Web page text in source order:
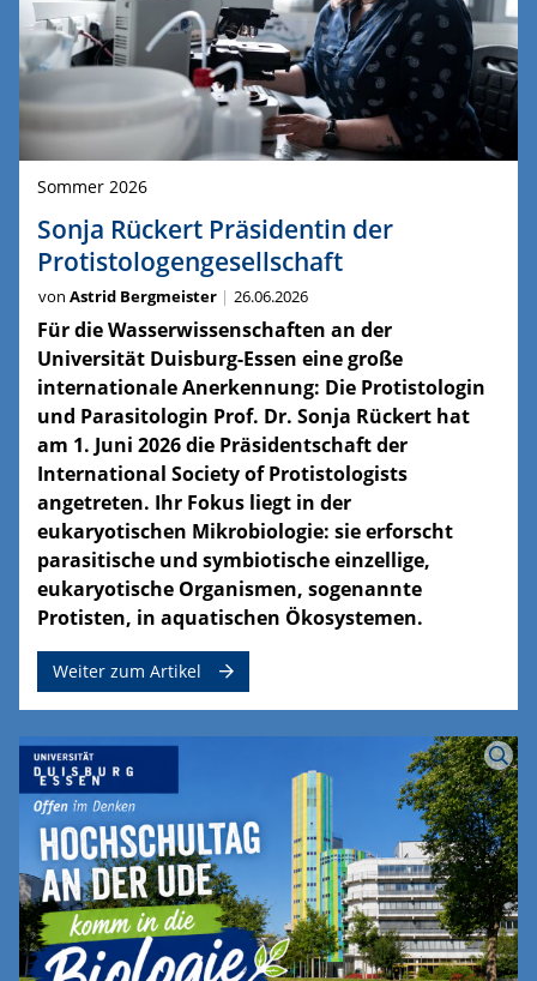
Sommer 2026
Sonja Rückert Präsidentin der
Protistologengesellschaft
von Astrid Bergmeister 26.06.2026
Für die Wasserwissenschaften an der
Universität Duisburg-Essen eine große
internationale Anerkennung: Die Protistologin
und Parasitologin Prof. Dr. Sonja Rückert hat
am 1. Juni 2026 die Präsidentschaft der
International Society of Protistologists
angetreten. Ihr Fokus liegt in der
eukaryotischen Mikrobiologie: sie erforscht
parasitische und symbiotische einzellige,
eukaryotische Organismen, sogenannte
Protisten, in aquatischen Ökosystemen.
Weiter zum Artikel